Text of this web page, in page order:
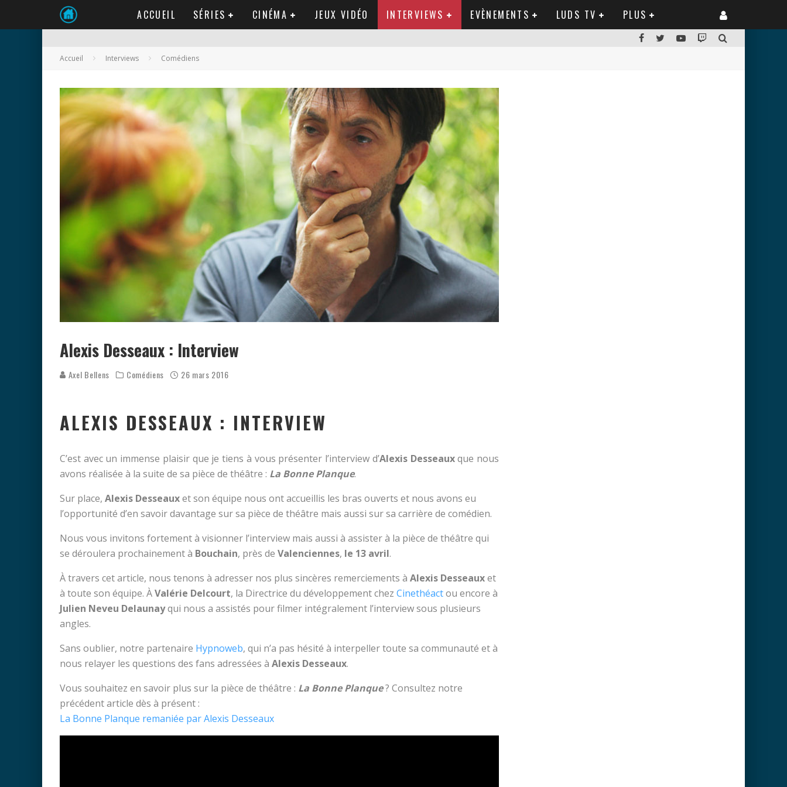
ACCUEIL SÉRIES CINÉMA JEUX VIDÉO INTERVIEWS EVÈNEMENTS LUDS TV PLUS
Accueil Interviews Comédiens
Alexis Desseaux : Interview
Axel Bellens Comédiens 26 mars 2016
ALEXIS DESSEAUX : INTERVIEW
C’est avec un immense plaisir que je tiens à vous présenter l’interview d’Alexis Desseauxque nous
avons réalisée à la suite de sa pièce de théâtre : La Bonne Planque.
Sur place, Alexis Desseauxet son équipe nous ont accueillis les bras ouverts et nous avons eu
l’opportunité d’en savoir davantage sur sa pièce de théâtre mais aussi sur sa carrière de comédien.
Nous vous invitons fortement à visionner l’interview mais aussi à assister à la pièce de théâtre qui
se déroulera prochainement à Bouchain, près de Valenciennes, le 13 avril.
À travers cet article, nous tenons à adresser nos plus sincères remerciements à Alexis Desseauxet
à toute son équipe. ÀValérie Delcourt, la Directrice du développement chez Cinethéactou encore à
Julien Neveu Delaunayqui nous a assistés pour filmer intégralement l’interview sous plusieurs
angles.
Sans oublier, notre partenaire Hypnoweb, qui n’a pas hésité à interpeller toute sa communauté et à
nous relayer les questions des fans adressées à Alexis Desseaux.
Vous souhaitez en savoir plus sur la pièce de théâtre : La Bonne Planque? Consultez notre
précédent article dès à présent :
La Bonne Planque remaniée par Alexis Desseaux